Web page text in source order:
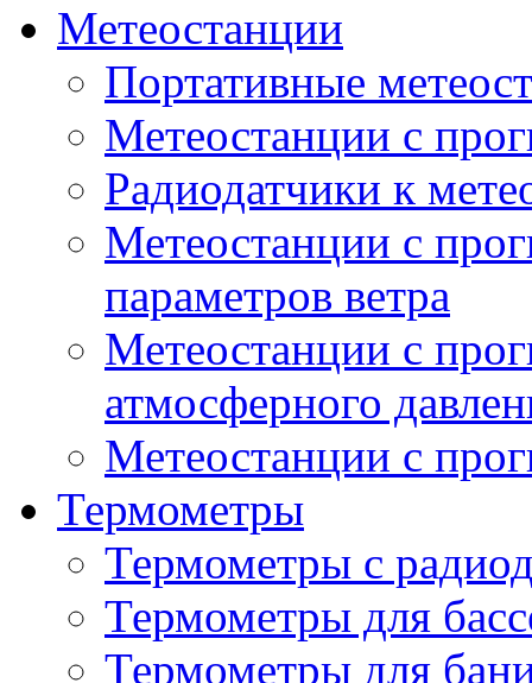
Метеостанции
Портативные
Метеостанции с
Радиодатчики к
Метеостанции с
параметров ветра
Метеостанции с
атмосферного
Метеостанции с
Термометры
Термометры с
Термометры для
Термометры для